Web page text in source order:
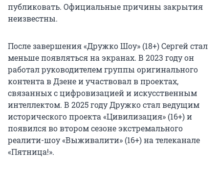
публиковать. Официальные причины закрытия
неизвестны.
После завершения «Дружко Шоу» (18+) Сергей стал
меньше появляться на экранах. В 2023 году он
работал руководителем группы оригинального
контента в Дзене и участвовал в проектах,
связанных с цифровизацией и искусственным
интеллектом. В 2025 году Дружко стал ведущим
исторического проекта «Цивилизация» (16+) и
появился во втором сезоне экстремального
реалити-шоу «Выживалити» (16+) на телеканале
«Пятница!».